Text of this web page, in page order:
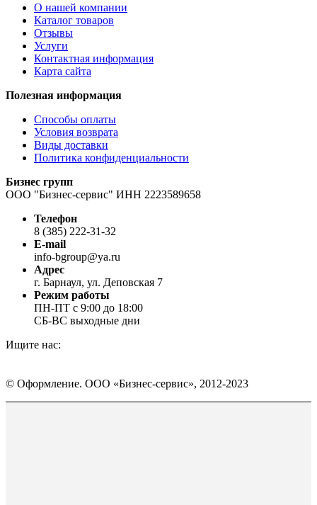
О нашей компании
Каталог товаров
Отзывы
Услуги
Контактная информация
Карта сайта
Полезная информация
Способы оплаты
Условия возврата
Виды доставки
Политика конфиденциальности
Бизнес групп
ООО "Бизнес-сервис" ИНН 2223589658
Телефон
8 (385) 222-31-32
E-mail
info-bgroup@ya.ru
Адрес
г. Барнаул, ул. Деповская 7
Режим работы
ПН-ПТ с 9:00 до 18:00
СБ-ВС выходные дни
Ищите нас:
Вконтакте
открывается
в
WhatsApp
открывается
в
Telegram
открывается
в
© Оформление. ООО «Бизнес-сервис», 2012-2023